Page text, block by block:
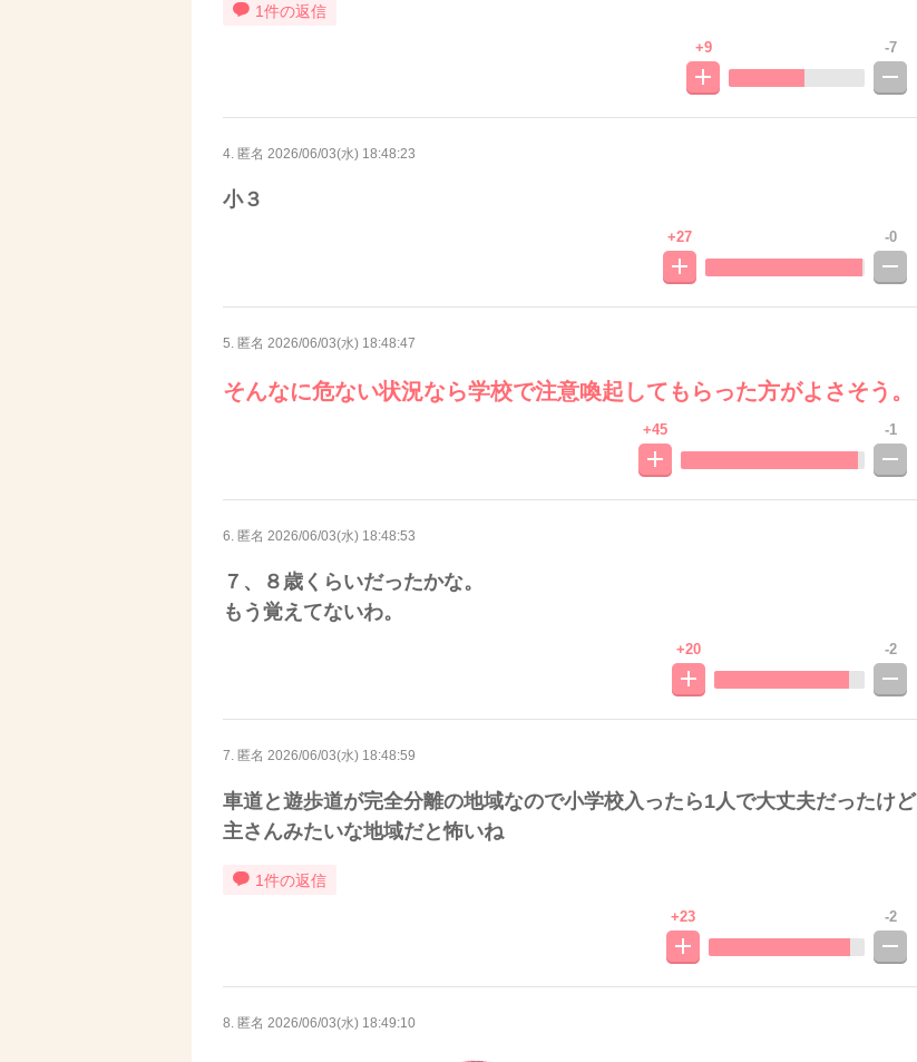
1件の返信
+9 -7
4. 匿名 2026/06/03(水) 18:48:23
小３
+27 -0
5. 匿名 2026/06/03(水) 18:48:47
そんなに危ない状況なら学校で注意喚起してもらった方がよさそう。
+45 -1
6. 匿名 2026/06/03(水) 18:48:53
７、８歳くらいだったかな。
もう覚えてないわ。
+20 -2
7. 匿名 2026/06/03(水) 18:48:59
車道と遊歩道が完全分離の地域なので小学校入ったら1人で大丈夫だったけど
主さんみたいな地域だと怖いね
1件の返信
+23 -2
8. 匿名 2026/06/03(水) 18:49:10